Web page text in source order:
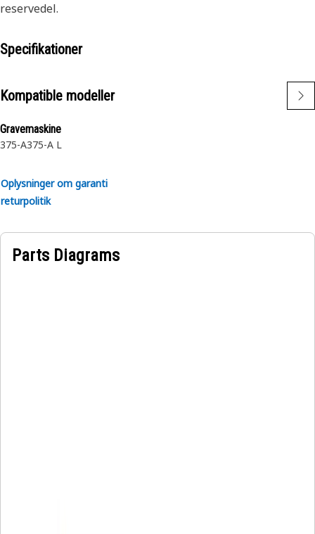
reservedel.
Specifikationer
Kompatible modeller
Gravemaskine
375-A375-A L
Oplysninger om garanti
returpolitik
Parts Diagrams